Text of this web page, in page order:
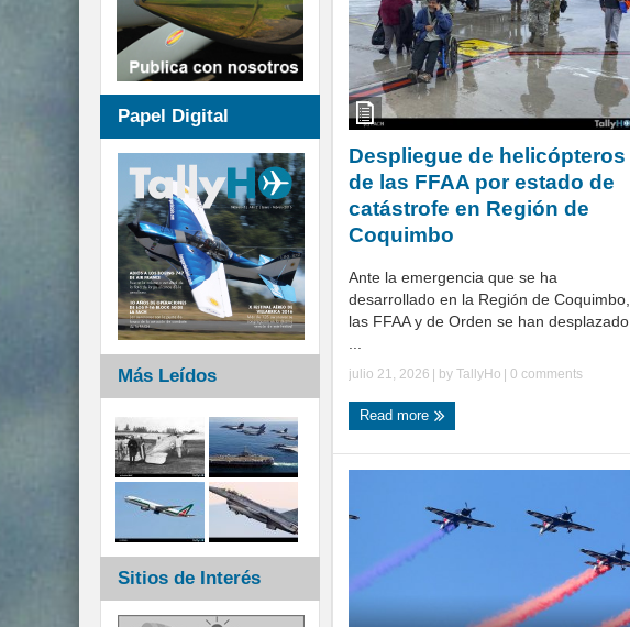
Despliegue de helicópteros
de las FFAA por estado de
catástrofe en Región de
Coquimbo
Ante la emergencia que se ha
desarrollado en la Región de Coquimbo,
las FFAA y de Orden se han desplazado
...
julio 21, 2026 | by TallyHo 0 comments
Read more
Papel Digital
Más Leídos
Sitios de Interés